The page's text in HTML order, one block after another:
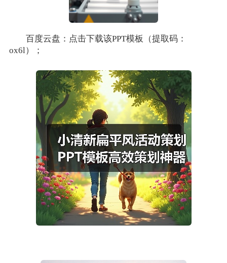
百度云盘：点击下载该PPT模板（提取码：
ox6l）；